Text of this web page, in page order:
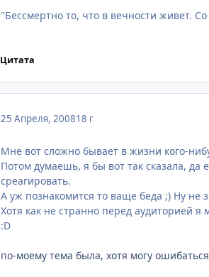
"Бессмертно то, что в вечности живет.
Цитата
25 Апреля, 200818 г
Мне вот сложно бывает в жизни кого-
Потом думаешь, я бы вот так сказала, да
среагировать.
А уж познакомится то ваще беда ;) Ну не
Хотя как не странно перед аудиторией я
:D
по-моему тема была, хотя могу